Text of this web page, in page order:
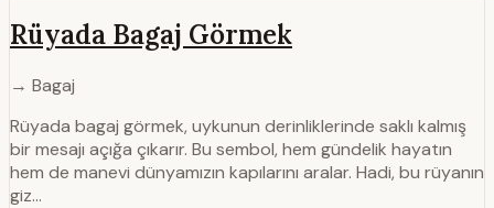
Rüyada Bagaj Görmek
→ Bagaj
Rüyada bagaj görmek, uykunun derinliklerinde saklı kalmış
bir mesajı açığa çıkarır. Bu sembol, hem gündelik hayatın
hem de manevi dünyamızın kapılarını aralar. Hadi, bu rüyanın
giz…